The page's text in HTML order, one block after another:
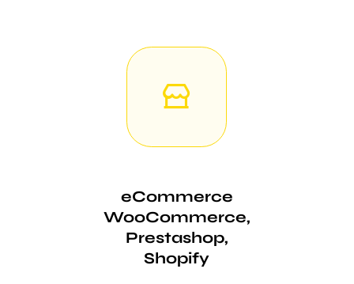
eCommerce
WooCommerce,
Prestashop,
Shopify